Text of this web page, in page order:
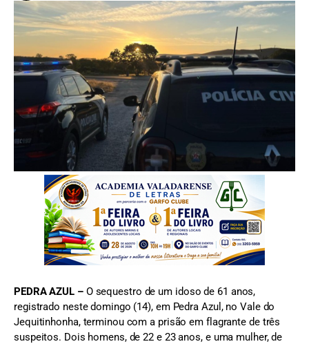
FOTO: Divulgação/PCMG
PEDRA AZUL – O sequestro de um idoso de 61 anos,
registrado neste domingo (14), em Pedra Azul, no Vale do
Jequitinhonha, terminou com a prisão em flagrante de três
suspeitos. Dois homens, de 22 e 23 anos, e uma mulher, de